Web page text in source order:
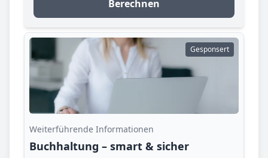
Berechnen
Gesponsert
Weiterführende Informationen
Buchhaltung – smart & sicher